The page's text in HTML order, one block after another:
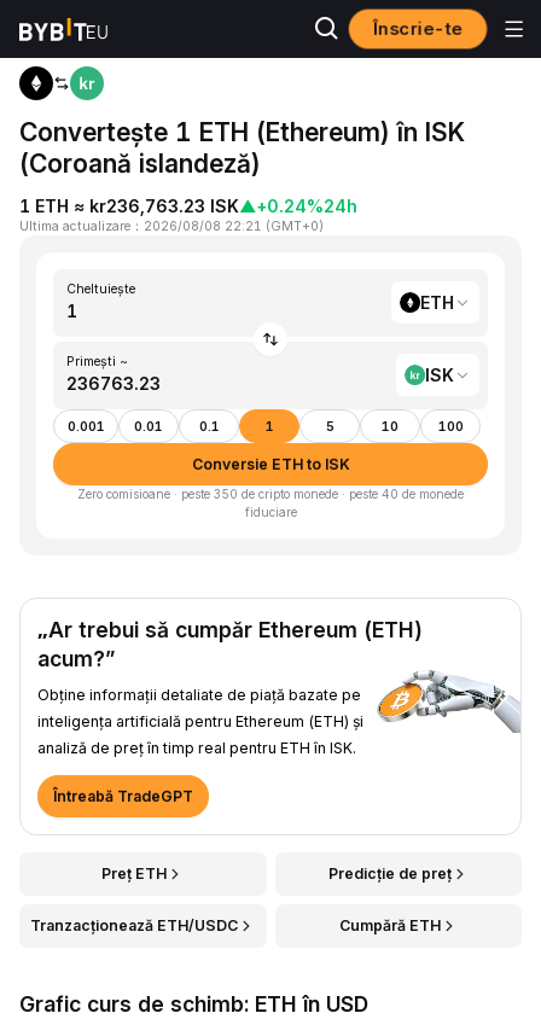
Înscrie-te
Acasă ETH to ISK
Convertește 1 ETH (Ethereum) în ISK
(Coroană islandeză)
1 ETH ≈ kr236,763.23 ISK▲+0.24%24h
Ultima actualizare ： 2026/08/08 22:21 (GMT+0)
Cheltuiește
ETH
Primești ~
ISK
0.001 0.01 0.1 1 5 10 100
Conversie ETH to ISK
Zero comisioane · peste 350 de cripto monede · peste 40 de monede
fiduciare
„Ar trebui să cumpăr Ethereum (ETH)
acum?”
Obține informații detaliate de piață bazate pe
inteligența artificială pentru Ethereum (ETH) și
analiză de preț în timp real pentru ETH în ISK.
Întreabă TradeGPT
Preț ETH Predicție de preț
Tranzacționează ETH/USDC Cumpără ETH
Grafic curs de schimb: ETH în USD